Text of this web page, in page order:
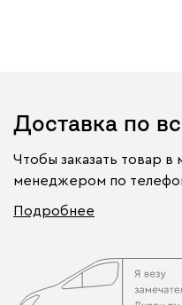
Доставка по
Чтобы заказать товар в
менеджером по
Подробнее